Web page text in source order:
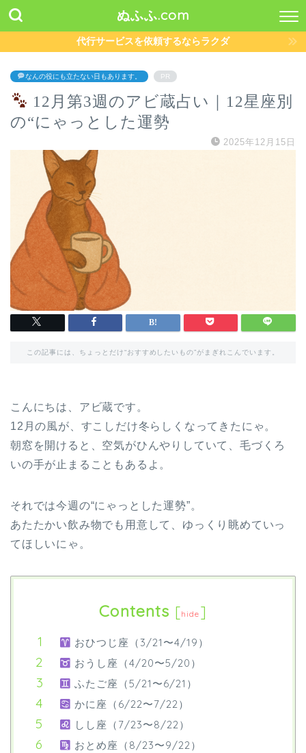
ぬふふ.com
代行サービスを依頼するならラクダ
なんの役にも立たない日もあります。 PR
12月第3週のアビ蔵占い｜12星座別
の“にゃっとした運勢
2025年12月15日
この記事には、ちょっとだけ“おすすめしたいもの”がまぎれこんでいます。
こんにちは、アビ蔵です。
12月の風が、すこしだけ冬らしくなってきたにゃ。
朝窓を開けると、空気がひんやりしていて、毛づくろ
いの手が止まることもあるよ。
それでは今週の“にゃっとした運勢”。
あたたかい飲み物でも用意して、ゆっくり眺めていっ
てほしいにゃ。
Contents [hide ]
おひつじ座（3/21〜4/19）
おうし座（4/20〜5/20）
ふたご座（5/21〜6/21）
かに座（6/22〜7/22）
しし座（7/23〜8/22）
おとめ座（8/23〜9/22）